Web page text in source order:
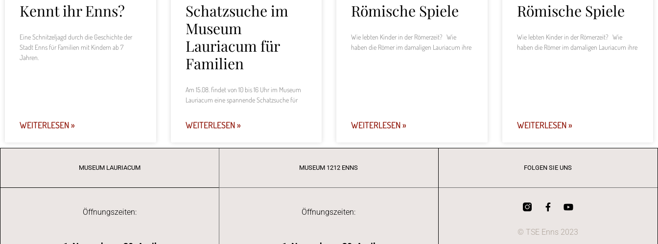
Kennt ihr Enns?
Eine Schnitzeljagd durch die Geschichte der
Stadt Enns für Familien mit Kindern ab 7
Jahren.
WEITERLESEN »
Schatzsuche im
Museum
Lauriacum für
Familien
Am 15.08. findet von 10 bis 16 Uhr im Museum
Lauriacum eine spannende Schatzsuche für
WEITERLESEN »
Römische Spiele
Wie lebten Kinder in der Römerzeit? Wie
haben die Römer im damaligen Lauriacum ihre
WEITERLESEN »
Römische Spiele
Wie lebten Kinder in der Römerzeit? Wie
haben die Römer im damaligen Lauriacum ihre
WEITERLESEN »
MUSEUM LAURIACUM
Öffnungszeiten:
MUSEUM 1212 ENNS
Öffnungszeiten:
FOLGEN SIE UNS
© TSE Enns 2023